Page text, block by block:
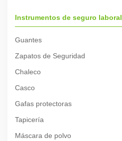
Instrumentos de seguro laboral
Guantes
Zapatos de Seguridad
Chaleco
Casco
Gafas protectoras
Tapicería
Máscara de polvo